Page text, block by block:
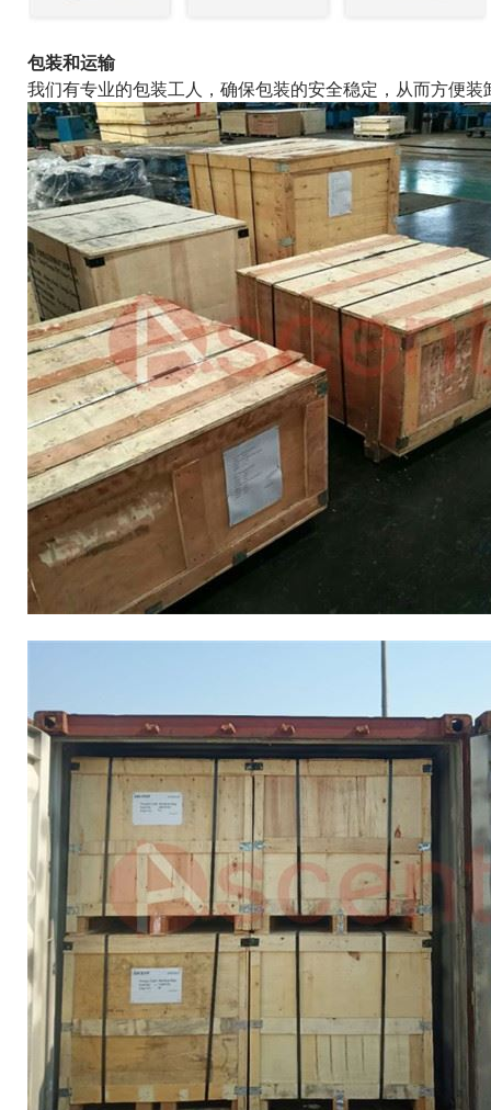
包装和运输
我们有专业的包装工人，确保包装的安全稳定，从而方便装